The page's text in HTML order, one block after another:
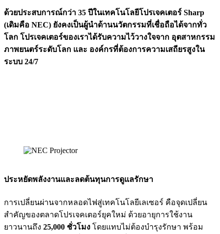
ด้วยประสบการณ์กว่า 35 ปีในเทคโนโลยีโปรเจคเตอร์ Sharp
(เดิมคือ NEC) ยังคงเป็นผู้นำด้านนวัตกรรมที่เชื่อถือได้จากทั่ว
โลก โปรเจคเตอร์ของเราได้รับความไว้วางใจจาก อุตสาหกรรม
ภาพยนตร์ระดับโลก และ องค์กรที่ต้องการความเสถียรสูงใน
ระบบ 24/7
ประหยัดพลังงานและลดต้นทุนการดูแลรักษา
การเปลี่ยนผ่านจากหลอดไฟสู่เทคโนโลยีเลเซอร์ คือจุดเปลี่ยน
สำคัญของตลาดโปรเจคเตอร์ยุคใหม่ ด้วยอายุการใช้งาน
ยาวนานถึง 25,000 ชั่วโมง โดยแทบไม่ต้องบำรุงรักษา พร้อม